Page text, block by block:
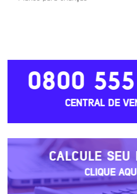
0800
CENTRAL DE
CALCULE SEU
CLIQUE AQUI